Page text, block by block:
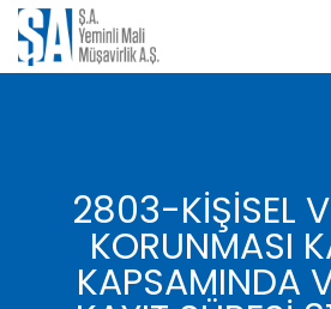
2803-KİŞİSEL
KORUNMASI
KAPSAMINDA